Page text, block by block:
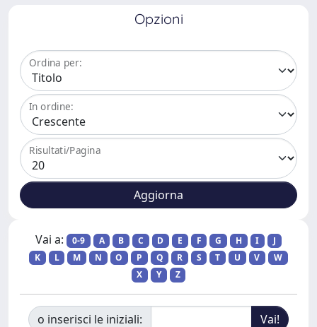
Opzioni
Ordina per:
In ordine:
Risultati/Pagina
Vai a: 0-9 A B C D E F G H I
J
K
L M N O P Q R S T U V
W
X
Y Z
o inserisci le iniziali: